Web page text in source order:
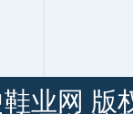
业网 版